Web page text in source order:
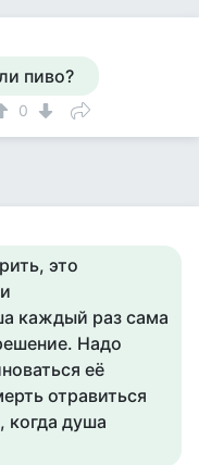
пиво?
0
это
каждый раз сама
Надо
её
отравиться
когда душа